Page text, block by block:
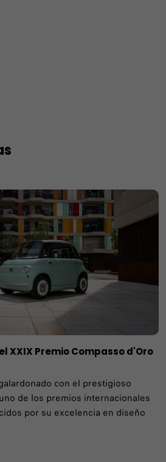
XXIX Premio Compasso d'Oro
con el prestigioso
de los premios internacionales
por su excelencia en diseño